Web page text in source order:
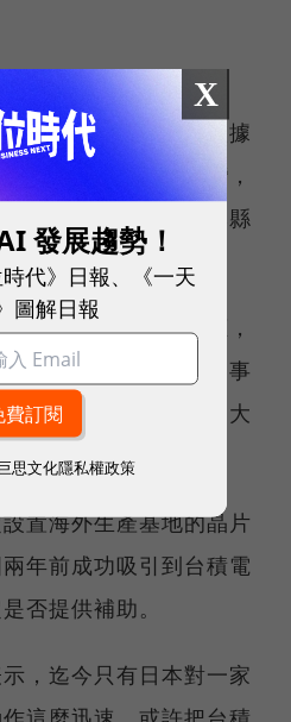
心開發了新產品，根據
以把新產品帶回台灣，
日本政府能否從熊本縣
報，目前也不清楚。
以確保未來晶片供應，
導體製造商的國家。事
報導多國政府都提列大
置海外生產基地的晶片
年前成功吸引到台積電
否提供補助。
，迄今只有日本對一家
X
發展趨勢！
代》日報、《一天
圖解日報
思文化隱私權政策